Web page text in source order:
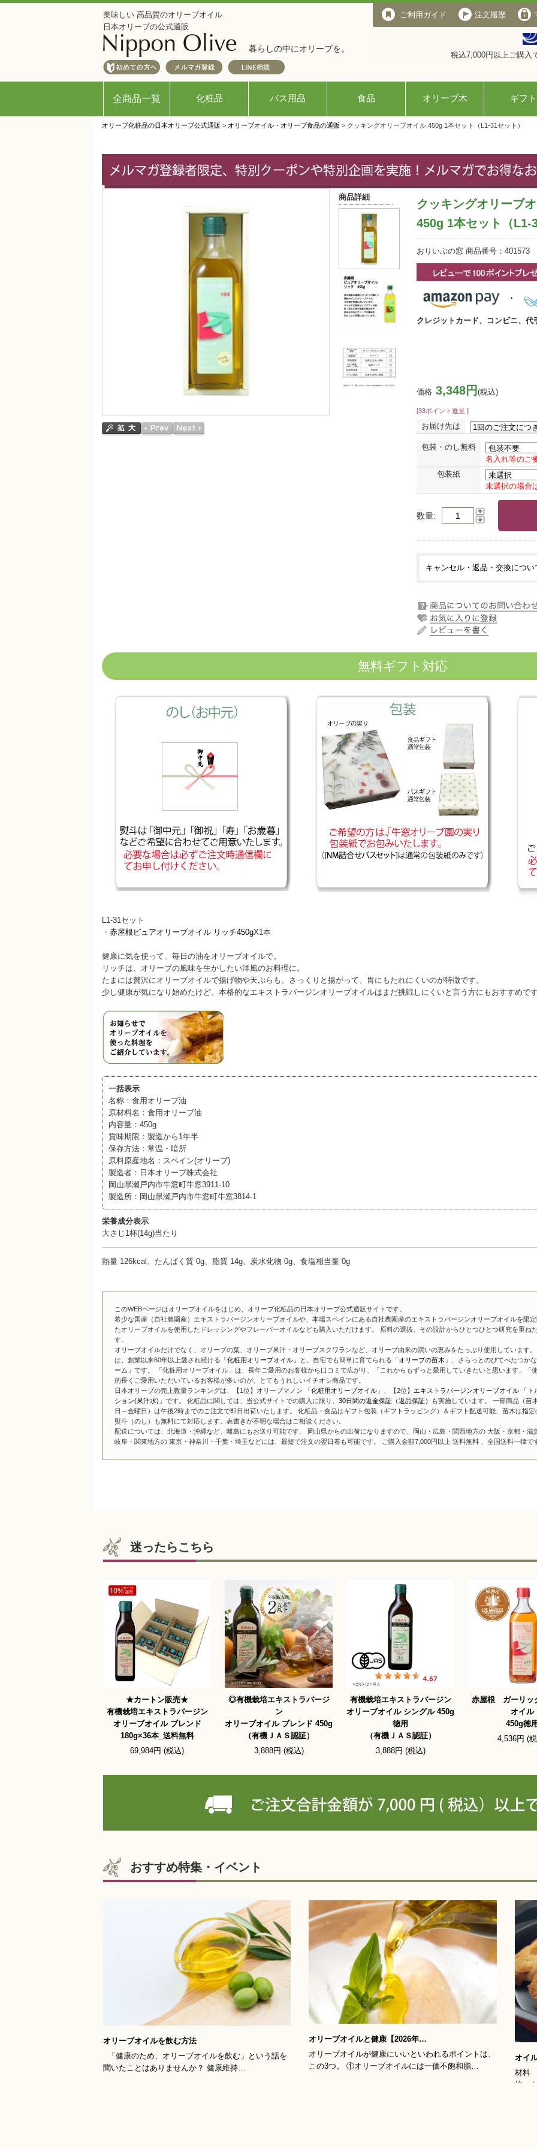
美味しい 高品質のオリーブオイル
日本オリーブの公式通販
暮らしの中にオリーブを。
ご利用ガイド 注文履歴
税込7,000円以上ご購入
全商品一覧 化粧品 バス用品 食品 オリーブ木 ギフト
オリーブ化粧品の日本オリーブ公式通販 > オリーブオイル・オリーブ食品の通販 > クッキングオリーブオイル 450g 1本セット（L1-31セット）
クッキングオリーブ
450g 1本セット（L1-
おりいぶの窓 商品番号：401573
クレジットカード、コンビニ、代
価格 3,348円 (税込)
[33ポイント進呈 ]
お届け先は
包装・のし無料
名入れ等のご
包装紙
未選択の場合
数量
キャンセル・返品・交換につい
商品詳細
無料ギフト対応
L1-31セット
・ 赤屋根ピュアオリーブオイル リッチ450gX1本
健康に気を使って、毎日の油をオリーブオイルで。
リッチは、オリーブの風味を生かしたい洋風のお料理に。
たまには贅沢にオリーブオイルで揚げ物や天ぷらも。さっくりと揚がって、胃にもたれにくいのが特徴です。
少し健康が気になり始めたけど、本格的なエキストラバージンオリーブオイルはまだ挑戦しにくいと言う方にもおすすめで
一括表示
名称：食用オリーブ油
原材料名：食用オリーブ油
内容量：450g
賞味期限：製造から1年半
保存方法：常温・暗所
原料原産地名：スペイン(オリーブ)
製造者：日本オリーブ株式会社
岡山県瀬戸内市牛窓町牛窓3911-10
製造所：岡山県瀬戸内市牛窓町牛窓3814-1
栄養成分表示
大さじ1杯(14g)当たり
熱量 126kcal、たんぱく質 0g、脂質 14g、炭水化物 0g、食塩相当量 0g
このWEBページはオリーブオイルをはじめ、オリーブ化粧品の日本オリーブ公式通販サイトです。
希少な国産（自社農園産）エキストラバージンオリーブオイルや、本場スペインにある自社農園産のエキストラバージンオリーブオイルを限
たオリーブオイルを使用したドレッシングやフレーバーオイルなども購入いただけます。 原料の選抜、その設計からひとつひとつ研究を重ね
す。
オリーブオイルだけでなく、オリーブの葉、オリーブ果汁・オリーブスクワランなど、オリーブ由来の潤いの恵みをたっぷり使用しています
は、創業以来60年以上愛され続ける「化粧用オリーブオイル」と、自宅でも簡単に育てられる「オリーブの苗木 」、さらっとのびてべたつか
ーム 」です。 「化粧用オリーブオイル」は、長年ご愛用のお客様から口コミで広がり、「これからもずっと愛用していきたいと思います」「
的長くご愛用いただいているお客様が多いのが、とてもうれしいイチオシ商品です。
日本オリーブの売上数量ランキングは、【1位】オリーブマノン 「化粧用オリーブオイル」、【2位】
エキストラバージンオリーブオイル 「ト
ション(果汁水)」 です。 化粧品に関しては、当公式サイトでの購入に限り、 30日間の返金保証（返品保証）
も実施しています。 一部商品（苗
日～金曜日）は午後2時までのご注文で即日出荷いたします。 化粧品・食品はギフト包装（ギフトラッピング）＆ギフト配送可能、苗木は指
熨斗（のし）も無料にて対応します。表書きが不明な場合はご相談ください。
配送については、北海道・沖縄など、離島にもお送り可能です。 岡山県からの出荷になりますので、岡山・広島・関西地方の 大阪・京都・
岐阜・関東地方の 東京・神奈川・千葉・埼玉などには、最短で注文の翌日着も可能です。 ご購入金額7,000円以上 送料無料 、全国送料一律で
迷ったらこちら
★カートン販売★
有機栽培エキストラバージン
オリーブオイル ブレンド
180g×36本_送料無料
69,984円 (税込)
◎有機栽培エキストラバージ
ン
オリーブオイル ブレンド 450g
（有機ＪＡＳ認証）
3,888円 (税込)
有機栽培エキストラバージン
オリーブオイル シングル 450g
徳用
（有機ＪＡＳ認証）
3,888円 (税込)
赤屋根 ガーリッ
オイル
450g徳
4,536円 (